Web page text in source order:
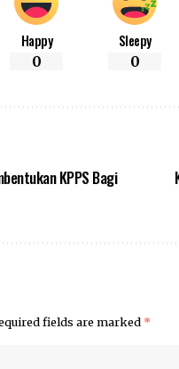
Happy
0
Sleepy
0
KPPS Bagi
fields are marked *